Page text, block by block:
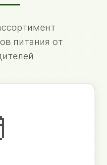
питания от